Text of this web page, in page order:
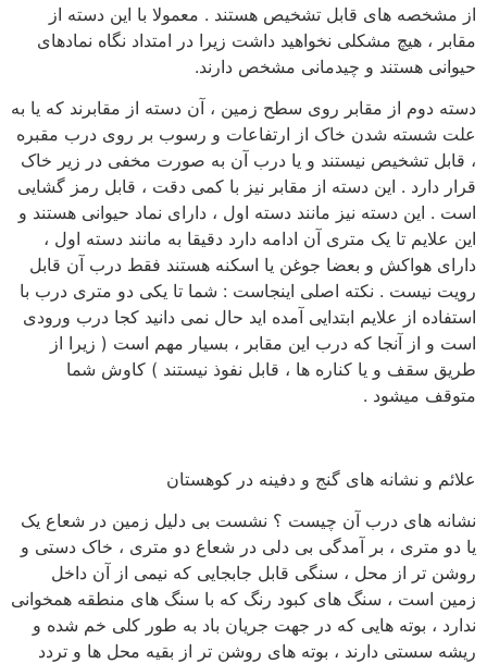
از مشخصه های قابل تشخیص هستند . معمولا با این دسته از
مقابر ، هیچ مشکلی نخواهید داشت زیرا در امتداد نگاه نمادهای
حیوانی هستند و چیدمانی مشخص دارند.
دسته دوم از مقابر روی سطح زمین ، آن دسته از مقابرند که یا به
علت شسته شدن خاک از ارتفاعات و رسوب بر روی درب مقبره
، قابل تشخیص نیستند و یا درب آن به صورت مخفی در زیر خاک
قرار دارد . این دسته از مقابر نیز با کمی دقت ، قابل رمز گشایی
است . این دسته نیز مانند دسته اول ، دارای نماد حیوانی هستند و
این علایم تا یک متری آن ادامه دارد دقیقا به مانند دسته اول ،
دارای هواکش و بعضا جوغن یا اسکنه هستند فقط درب آن قابل
رویت نیست . نکته اصلی اینجاست : شما تا یکی دو متری درب با
استفاده از علایم ابتدایی آمده اید حال نمی دانید کجا درب ورودی
است و از آنجا که درب این مقابر ، بسیار مهم است ( زیرا از
طریق سقف و یا کناره ها ، قابل نفوذ نیستند ) کاوش شما
متوقف میشود .
علائم و نشانه های گنج و دفینه در کوهستان
نشانه های درب آن چیست ؟ نشست بی دلیل زمین در شعاع یک
یا دو متری ، بر آمدگی بی دلی در شعاع دو متری ، خاک دستی و
روشن تر از محل ، سنگی قابل جابجایی که نیمی از آن داخل
زمین است ، سنگ های کبود رنگ که با سنگ های منطقه همخوانی
ندارد ، بوته هایی که در جهت جریان باد به طور کلی خم شده و
ریشه سستی دارند ، بوته های روشن تر از بقیه محل ها و تردد